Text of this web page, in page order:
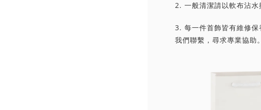
2. 一般清潔請以軟布沾水
3. 每一件首飾皆有維修
我們聯繫，尋求專業協助。